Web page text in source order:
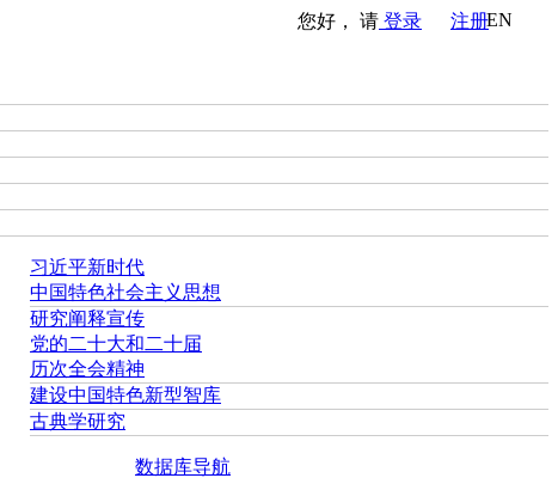
您好， 请 登录 注册EN
习近平新时代
中国特色社会主义思想
研究阐释宣传
党的二十大和二十届
历次全会精神
建设中国特色新型智库
古典学研究
数据库导航